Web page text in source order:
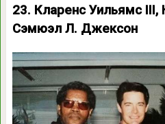
23. Кларенс Уильямс III,
Сэмюэл Л. Джексон